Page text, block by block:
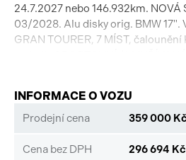
24.7.2027 nebo 146.932km. NOVÁ
03/2028. Alu disky orig. BMW 17".
GRAN TOURER, 7 MÍST,
LED zadní světla, TAŽNÉ
SENZORY, VAROVÁNÍ PŘED
TEMPOMAT, AUTOMATICKÁ
ABS, DVOUZÓNOVÁ AUT.
NAVIGACE, 4x EL. OKNA, EL.
INFORMACE O VOZU
Prodejní cena 359 000 Kč
Cena bez DPH 296 694 Kč